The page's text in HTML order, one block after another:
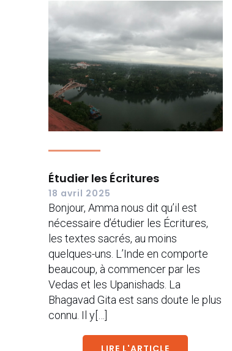
Étudier les Écritures
18 avril 2025
Bonjour, Amma nous dit qu’il est
nécessaire d’étudier les Écritures,
les textes sacrés, au moins
quelques-uns. L’Inde en comporte
beaucoup, à commencer par les
Vedas et les Upanishads. La
Bhagavad Gita est sans doute le plus
connu. Il y[…]